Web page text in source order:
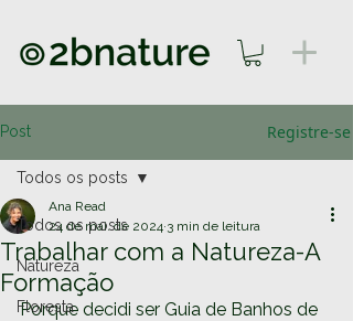
Post Registre-se
Todos os posts
Natureza
Floresta
Todos os posts
Trabalhar com a Natureza-A
Formação
Ana Read
24 de mai. de 2024 3 min de leitura
Porque decidi ser Guia de Banhos de